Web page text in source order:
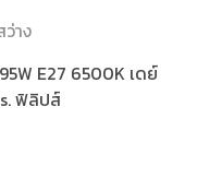
าง
E27 6500K เดย์
ฟิลิปส์